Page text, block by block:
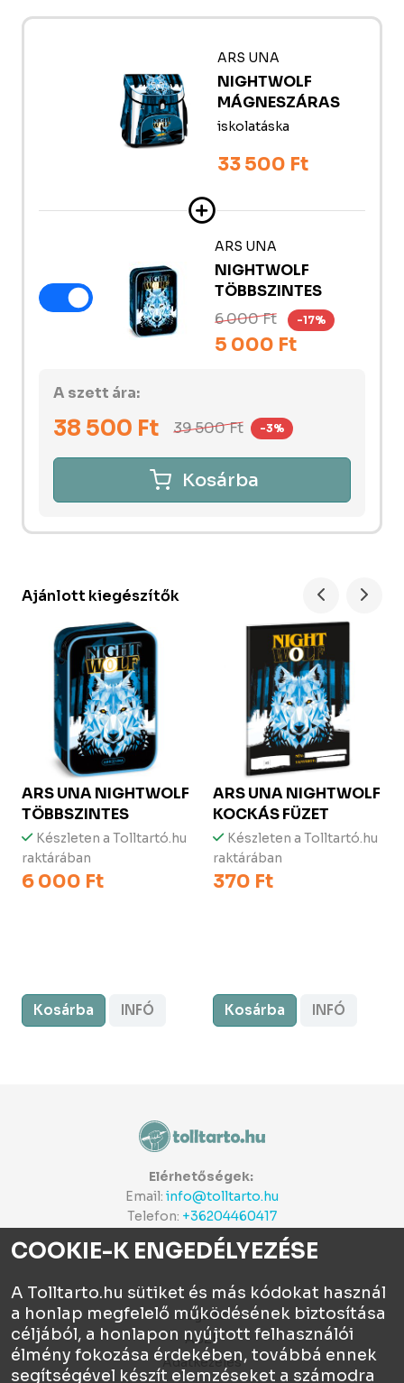
ARS UNA
NIGHTWOLF
MÁGNESZÁRAS
iskolatáska
33 500 Ft
ARS UNA
NIGHTWOLF
TÖBBSZINTES
6 000 Ft
-17%
5 000 Ft
A szett ára:
38 500 Ft 39 500Ft -3%
Kosárba
Ajánlott kiegészítők
ARS UNANIGHTWOLF
TÖBBSZINTES
Készleten a Tolltartó.hu
raktárában
6 000 Ft
Kosárba INFÓ
ARS UNANIGHTWOLF
KOCKÁS FÜZET
Készleten a Tolltartó.hu
raktárában
370 Ft
Kosárba INFÓ
Elérhetőségek:
Email: info@tolltarto.hu
Telefon: +36204460417
Céginfo
ÁSZF
Adatkezelés
COOKIE-K ENGEDÉLYEZÉSE
A Tolltarto.hu sütiket és más kódokat használ
a honlap megfelelő működésének biztosítása
céljából, a honlapon nyújtott felhasználói
élmény fokozása érdekében, továbbá ennek
segítségével készít elemzéseket a számodra